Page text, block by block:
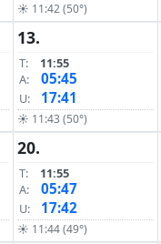
☀ 11:42 (50°)
13.
T:
11:55
A:
05:45
U: 17:41
☀ 11:43 (50°)
20.
T:
11:55
A:
05:47
U: 17:42
☀ 11:44 (49°)